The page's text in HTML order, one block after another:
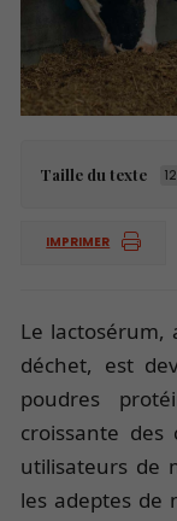
Taille du texte
IMPRIMER
Le lactosérum,
déchet, est
poudres
croissante
utilisateurs de
les adeptes de